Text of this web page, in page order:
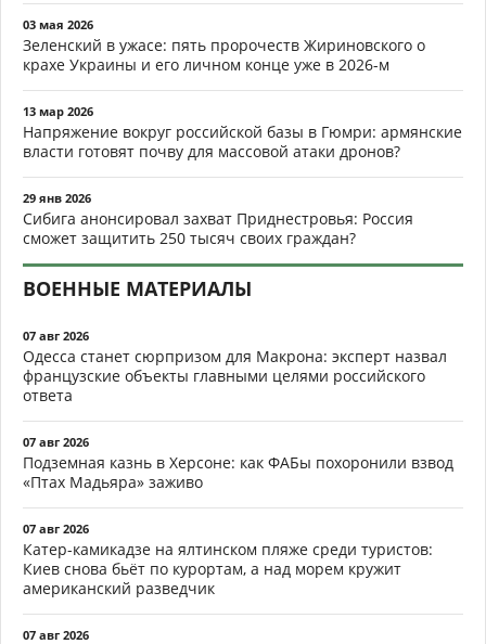
03 мая 2026
Зеленский в ужасе: пять пророчеств Жириновского о
крахе Украины и его личном конце уже в 2026-м
13 мар 2026
Напряжение вокруг российской базы в Гюмри: армянские
власти готовят почву для массовой атаки дронов?
29 янв 2026
Сибига анонсировал захват Приднестровья: Россия
сможет защитить 250 тысяч своих граждан?
ВОЕННЫЕ МАТЕРИАЛЫ
07 авг 2026
Одесса станет сюрпризом для Макрона: эксперт назвал
французские объекты главными целями российского
ответа
07 авг 2026
Подземная казнь в Херсоне: как ФАБы похоронили взвод
«Птах Мадьяра» заживо
07 авг 2026
Катер-камикадзе на ялтинском пляже среди туристов:
Киев снова бьёт по курортам, а над морем кружит
американский разведчик
07 авг 2026